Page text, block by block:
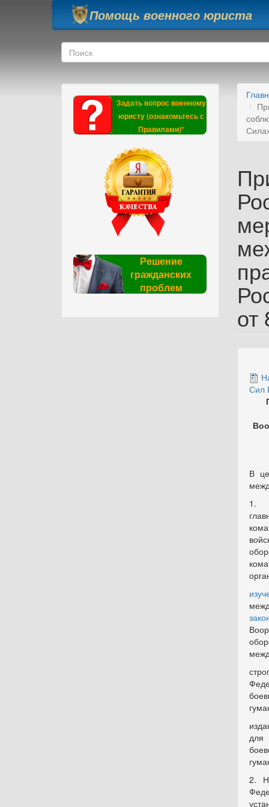
Перейти к основному содержанию
Помощь военного юриста
Форма поиска
Поиск
Задать вопрос военному
юристу (ознакомьтесь с
Правилами)*
Решение
гражданских
проблем
от
Сил
В
1.
для
2.